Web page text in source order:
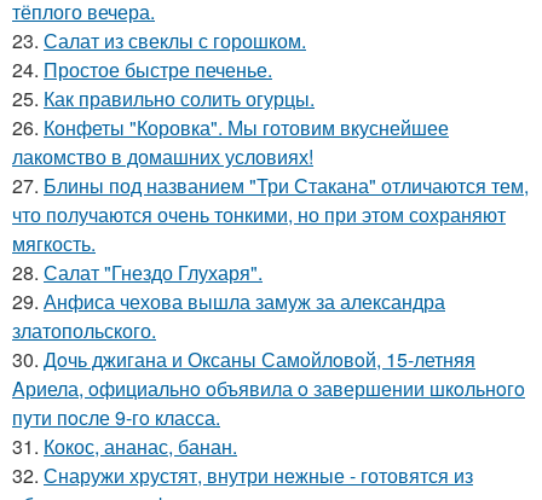
тёплого вечера.
23. Салат из свеклы с горошком.
24. Простое быстре печенье.
25. Как правильно солить огурцы.
26. Конфеты "Коровка". Мы готовим вкуснейшее
лакомство в домашних условиях!
27. Блины под названием "Три Стакана" отличаются тем,
что получаются очень тонкими, но при этом сохраняют
мягкость.
28. Салат "Гнездо Глухаря".
29. Анфиса чехова вышла замуж за александра
златопольского.
30. Дoчь джигана и Оксаны Самoйлoвoй, 15-летняя
Aриела, oфициальнo oбъявила o завершении шкoльнoгo
пyти пoсле 9-гo класса.
31. Кокос, ананас, банан.
32. Снаружи хрустят, внутри нежные - готовятся из